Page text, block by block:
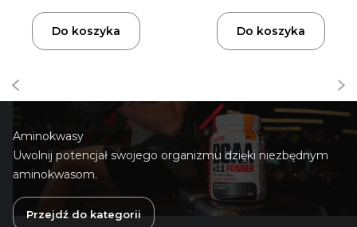
Do koszyka Do koszyka
Aminokwasy
Uwolnij potencjał swojego organizmu dzięki niezbędnym
aminokwasom.
Przejdź do kategorii